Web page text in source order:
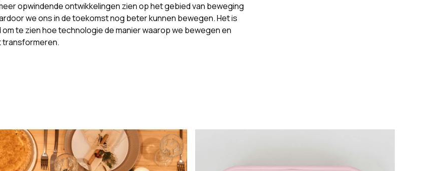
opwindende ontwikkelingen zien op het gebied van beweging
we ons in de toekomst nog beter kunnen bewegen. Het is
te zien hoe technologie de manier waarop we bewegen en
transformeren.